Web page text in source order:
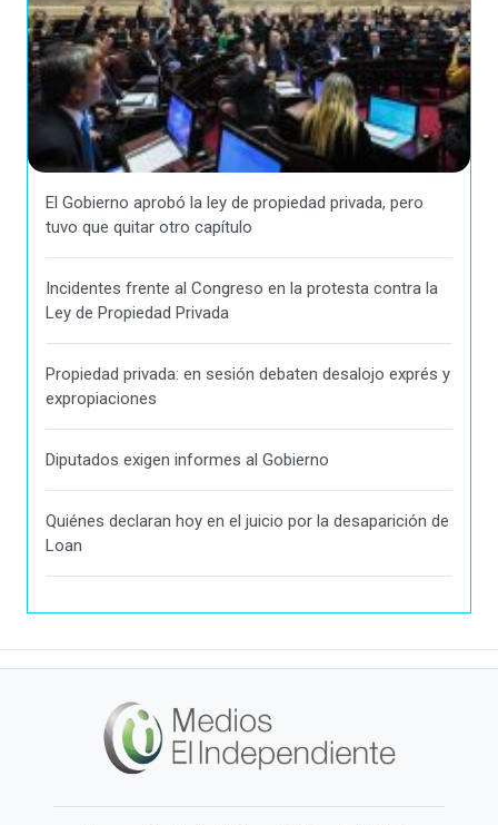
El Gobierno aprobó la ley de propiedad privada, pero
tuvo que quitar otro capítulo
Incidentes frente al Congreso en la protesta contra la
Ley de Propiedad Privada
Propiedad privada: en sesión debaten desalojo exprés y
expropiaciones
Diputados exigen informes al Gobierno
Quiénes declaran hoy en el juicio por la desaparición de
Loan